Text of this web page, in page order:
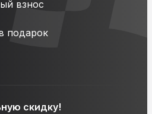
взнос
подарок
скидку!